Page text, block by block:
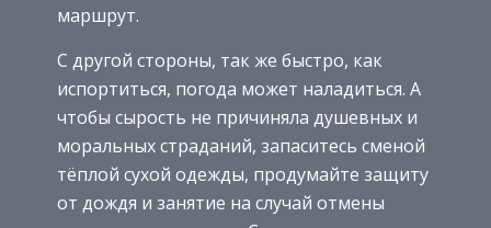
маршрут.
С другой стороны, так же быстро, как
испортиться, погода может наладиться. А
чтобы сырость не причиняла душевных и
моральных страданий, запаситесь сменой
тёплой сухой одежды, продумайте защиту
от дождя и занятие на случай отмены